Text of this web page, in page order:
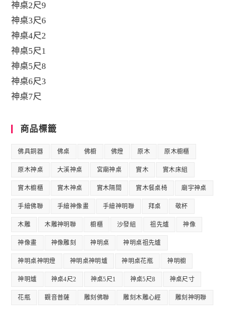
神桌2尺9
神桌3尺6
神桌4尺2
神桌5尺1
神桌5尺8
神桌6尺3
神桌7尺
商品標籤
佛具銅器 佛桌 佛櫥 佛燈 原木 原木櫥櫃
原木神桌 大溪神桌 宮廟神桌 實木 實木床組
實木櫥櫃 實木神桌 實木隔間 實木餐桌椅 廟宇神桌
手繪佛聯 手繪神像畫 手繪神明聯 拜桌 敬杯
木雕 木雕神明聯 櫥櫃 沙發組 祖先爐 神像
神像畫 神像雕刻 神明桌 神明桌祖先爐
神明桌神明燈 神明桌神明爐 神明桌花瓶 神明櫥
神明爐 神桌4尺2 神桌5尺1 神桌5尺8 神桌尺寸
花瓶 觀音普薩 雕刻佛聯 雕刻木雕心經 雕刻神明聯